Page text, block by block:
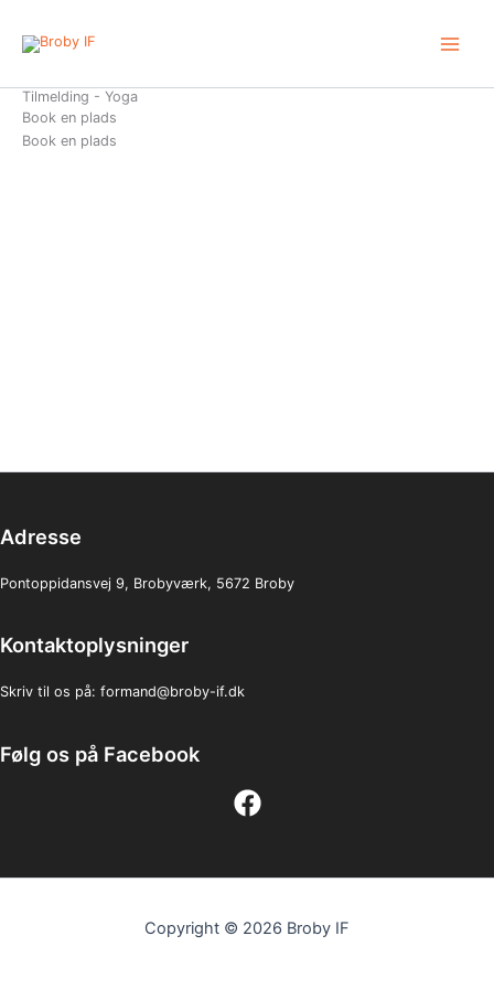
indholdet
Tilmelding - Yoga
Book en plads
Book en plads
Adresse
Pontoppidansvej 9, Brobyværk, 5672 Broby
Kontaktoplysninger
Skriv til os på: formand@broby-if.dk
Følg os på Facebook
Copyright © 2026 Broby IF